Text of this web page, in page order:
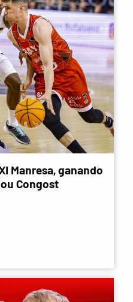
Manresa, ganando
Congost